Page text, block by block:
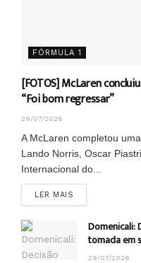
FÓRMULA 1
[FOTOS] McLaren
“Foi bom regressar”
29/07/2026
A McLaren completou
Lando Norris, Oscar
Internacional do...
LER MAIS
Domenicali:
tomada em
29/07/2026